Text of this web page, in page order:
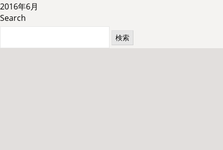
2016年6月
Search
検